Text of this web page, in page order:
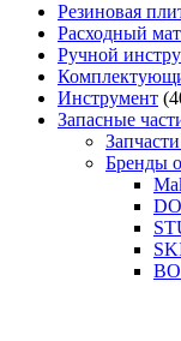
Резиновая
Расходный
Ручной
Инструмент
Запасные
Бренды